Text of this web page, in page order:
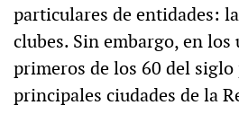
particulares de entidades:
clubes. Sin embargo, en
primeros de los 60 del siglo
principales ciudades de la